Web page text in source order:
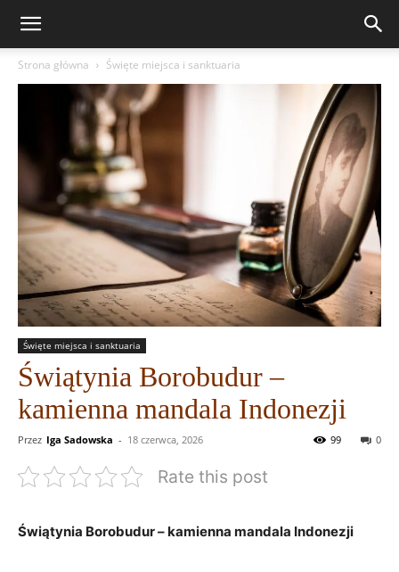
Strona główna Święte miejsca i sanktuaria
Święte miejsca i sanktuaria
Świątynia Borobudur –
kamienna mandala Indonezji
Przez Iga Sadowska - 18 czerwca, 2026 0
99
Rate this post
Świątynia Borobudur – kamienna mandala Indonezji